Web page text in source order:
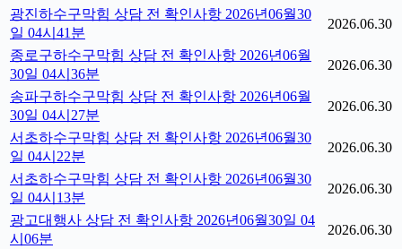
광진하수구막힘 상담 전 확인사항 2026년06월30
일 04시41분
2026.06.30
종로구하수구막힘 상담 전 확인사항 2026년06월
30일 04시36분
2026.06.30
송파구하수구막힘 상담 전 확인사항 2026년06월
30일 04시27분
2026.06.30
서초하수구막힘 상담 전 확인사항 2026년06월30
일 04시22분
2026.06.30
서초하수구막힘 상담 전 확인사항 2026년06월30
일 04시13분
2026.06.30
광고대행사 상담 전 확인사항 2026년06월30일 04
시06분
2026.06.30